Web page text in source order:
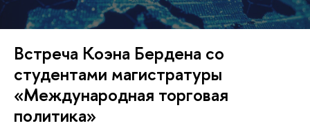
Встреча Коэна Бердена со
студентами магистратуры
«Международная торговая
политика»